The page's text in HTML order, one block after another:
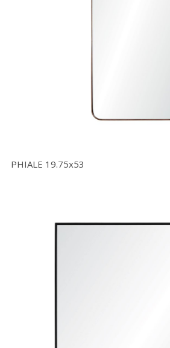
PHIALE 19.75x53